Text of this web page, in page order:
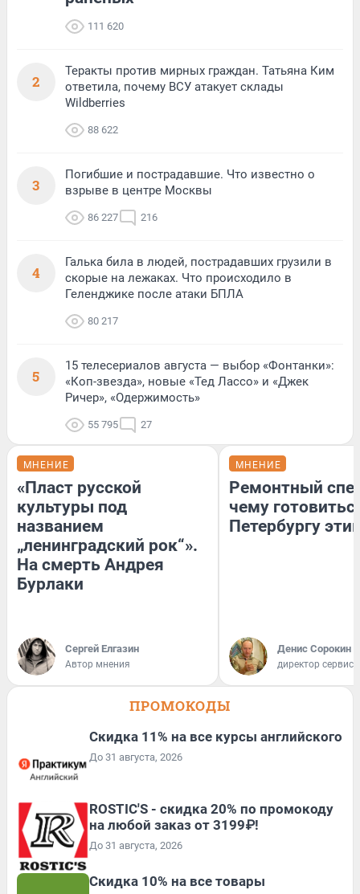
111 620
2
Теракты против мирных граждан. Татьяна Ким
ответила, почему ВСУ атакует склады
Wildberries
88 622
3
Погибшие и пострадавшие. Что известно о
взрыве в центре Москвы
86 227 216
4
Галька била в людей, пострадавших грузили в
скорые на лежаках. Что происходило в
Геленджике после атаки БПЛА
80 217
5
15 телесериалов августа — выбор «Фонтанки»:
«Коп-звезда», новые «Тед Лассо» и «Джек
Ричер», «Одержимость»
55 795 27
МНЕНИЕ
«Пласт русской
культуры под
названием
„ленинградский рок“».
На смерть Андрея
Бурлаки
Сергей Елгазин
Автор мнения
МНЕНИЕ
Ремонтный
чему
Петербургу
Денис Сорокин
директор
ПРОМОКОДЫ
Скидка 11% на все курсы английского
До 31 августа, 2026
ROSTIC'S - скидка 20% по промокоду
на любой заказ от 3199₽!
До 31 августа, 2026
Скидка 10% на все товары